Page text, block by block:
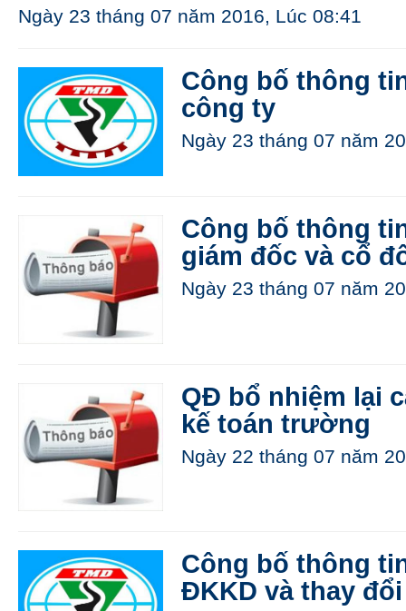
Ngày 23 tháng 07 năm 2016, Lúc 08:41
Công bố thông
công ty
Ngày 23 tháng 07 năm
Công bố thông
giám đốc và cổ
Ngày 23 tháng 07 năm
QĐ bổ nhiệm lại
kế toán trường
Ngày 22 tháng 07 năm
Công bố thông
ĐKKD và thay